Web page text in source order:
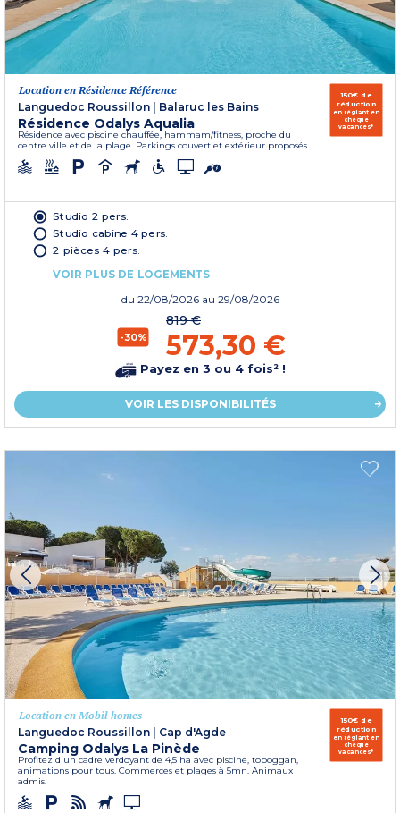
Location en Résidence Référence
Languedoc Roussillon | Balaruc les Bains
Résidence Odalys Aqualia
Résidence avec piscine chauffée, hammam/fitness, proche du
centre ville et de la plage. Parkings couvert et extérieur proposés.
150€ de
réduction
en réglant en
chèque
vacances*
Studio 2 pers.
Studio cabine 4 pers.
2 pièces 4 pers.
VOIR PLUS DE LOGEMENTS
du 22/08/2026 au 29/08/2026
-30%
819 €
573,30 €
Payez en 3 ou 4 fois² !
VOIR LES DISPONIBILITÉS
Location en Mobil homes
Languedoc Roussillon | Cap d'Agde
Camping Odalys La Pinède
Profitez d'un cadre verdoyant de 4,5 ha avec piscine, toboggan,
animations pour tous. Commerces et plages à 5mn. Animaux
admis.
150€ de
réduction
en réglant en
chèque
vacances*